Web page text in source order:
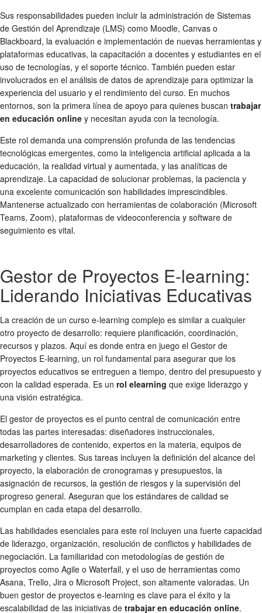
Sus responsabilidades pueden incluir la administración de Sistemas
de Gestión del Aprendizaje (LMS) como Moodle, Canvas o
Blackboard, la evaluación e implementación de nuevas herramientas y
plataformas educativas, la capacitación a docentes y estudiantes en el
uso de tecnologías, y el soporte técnico. También pueden estar
involucrados en el análisis de datos de aprendizaje para optimizar la
experiencia del usuario y el rendimiento del curso. En muchos
entornos, son la primera línea de apoyo para quienes buscan trabajar
en educación online y necesitan ayuda con la tecnología.
Este rol demanda una comprensión profunda de las tendencias
tecnológicas emergentes, como la inteligencia artificial aplicada a la
educación, la realidad virtual y aumentada, y las analíticas de
aprendizaje. La capacidad de solucionar problemas, la paciencia y
una excelente comunicación son habilidades imprescindibles.
Mantenerse actualizado con herramientas de colaboración (Microsoft
Teams, Zoom), plataformas de videoconferencia y software de
seguimiento es vital.
Gestor de Proyectos E-learning:
Liderando Iniciativas Educativas
La creación de un curso e-learning complejo es similar a cualquier
otro proyecto de desarrollo: requiere planificación, coordinación,
recursos y plazos. Aquí es donde entra en juego el Gestor de
Proyectos E-learning, un rol fundamental para asegurar que los
proyectos educativos se entreguen a tiempo, dentro del presupuesto y
con la calidad esperada. Es un rol elearning que exige liderazgo y
una visión estratégica.
El gestor de proyectos es el punto central de comunicación entre
todas las partes interesadas: diseñadores instruccionales,
desarrolladores de contenido, expertos en la materia, equipos de
marketing y clientes. Sus tareas incluyen la definición del alcance del
proyecto, la elaboración de cronogramas y presupuestos, la
asignación de recursos, la gestión de riesgos y la supervisión del
progreso general. Aseguran que los estándares de calidad se
cumplan en cada etapa del desarrollo.
Las habilidades esenciales para este rol incluyen una fuerte capacidad
de liderazgo, organización, resolución de conflictos y habilidades de
negociación. La familiaridad con metodologías de gestión de
proyectos como Agile o Waterfall, y el uso de herramientas como
Asana, Trello, Jira o Microsoft Project, son altamente valoradas. Un
buen gestor de proyectos e-learning es clave para el éxito y la
escalabilidad de las iniciativas de trabajar en educación online.